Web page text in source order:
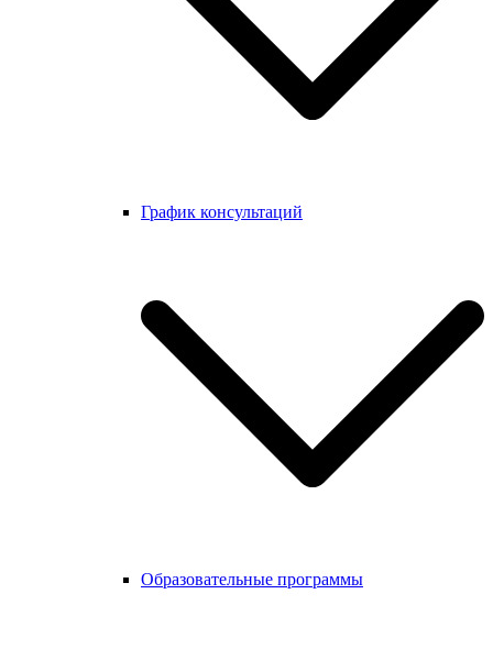
График консультаций
Образовательные программы